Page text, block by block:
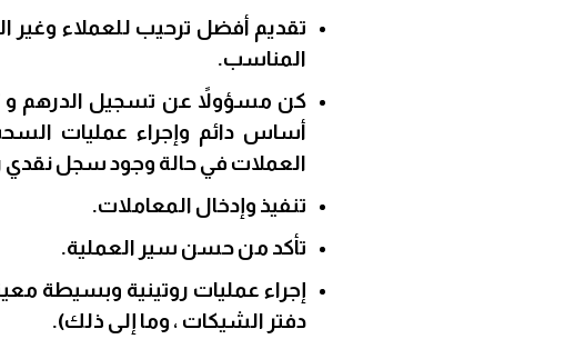
تقديم أفضل ترحيب للعملاء وغير
المناسب.
كن مسؤولاً عن تسجيل الدرهم و /
أساس دائم وإجراء عمليات
العملات في حالة وجود سجل
تنفيذ وإدخال المعاملات.
تأكد من حسن سير العملية.
إجراء عمليات روتينية وبسيطة
دفتر الشيكات ، وما إلى ذلك).